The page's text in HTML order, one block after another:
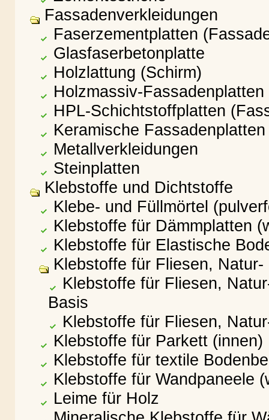
Fassadenverkleidungen
Faserzementplatten
Glasfaserbetonplatte
Holzlattung (Schirm)
Holzmassiv-Fassadenplatten
HPL-Schichtstoffplatten
Keramische Fassadenplatten
Metallverkleidungen
Steinplatten
Klebstoffe und Dichtstoffe
Klebe- und Füllmörtel
Klebstoffe für Dämmplatten
Klebstoffe für Elastische
Klebstoffe für Fliesen,
Klebstoffe für Fliesen,
Basis
Klebstoffe für Fliesen,
Klebstoffe für Parkett (innen)
Klebstoffe für textile
Klebstoffe für Wandpaneele
Leime für Holz